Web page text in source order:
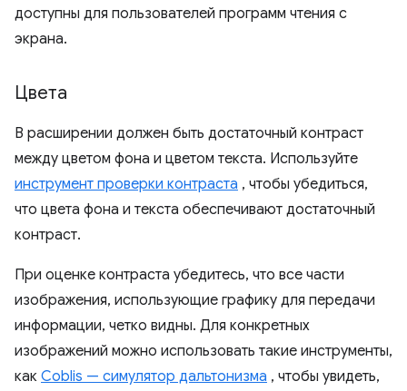
доступны для пользователей программ чтения с
экрана.
Цвета
В расширении должен быть достаточный контраст
между цветом фона и цветом текста. Используйте
инструмент проверки контраста , чтобы убедиться,
что цвета фона и текста обеспечивают достаточный
контраст.
При оценке контраста убедитесь, что все части
изображения, использующие графику для передачи
информации, четко видны. Для конкретных
изображений можно использовать такие инструменты,
как Coblis — симулятор дальтонизма , чтобы увидеть,